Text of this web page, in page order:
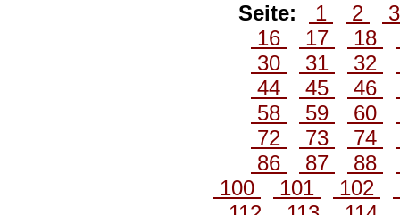
Seite: 1 2
16
17 18
30
31 32
44
45 46
58
59 60
72
73 74
86
87 88
100
101 102